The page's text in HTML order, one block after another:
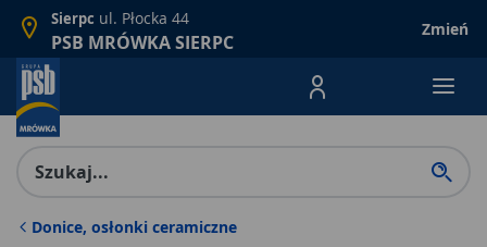
Sierpc ul. Płocka 44
PSB MRÓWKA SIERPC
Zmień
Menu Produktów,
Donice, osłonki ceramiczne